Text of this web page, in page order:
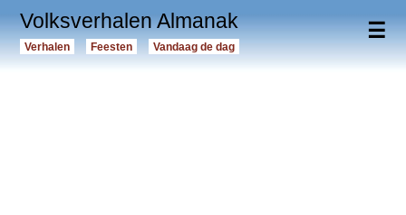
☰
Volksverhalen Almanak
Verhalen Feesten Vandaag de dag